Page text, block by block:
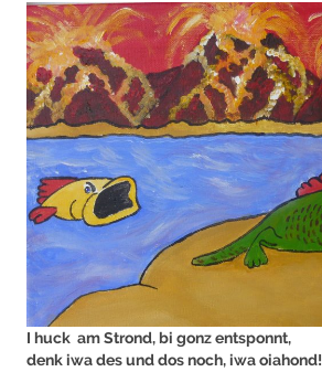
I huck am Strond, bi gonz entsponnt,
denk iwa des und dos noch, iwa oiahond!